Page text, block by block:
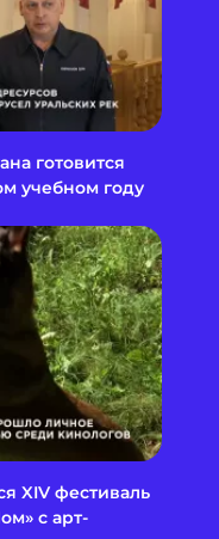
готовится
учебном году
XIV фестиваль
с арт-